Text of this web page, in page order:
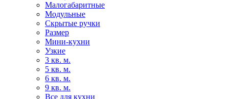
Малогабаритные
Модульные
Скрытые ручки
Размер
Мини-кухни
Узкие
3 кв. м.
5 кв. м.
6 кв. м.
9 кв. м.
Все для кухни